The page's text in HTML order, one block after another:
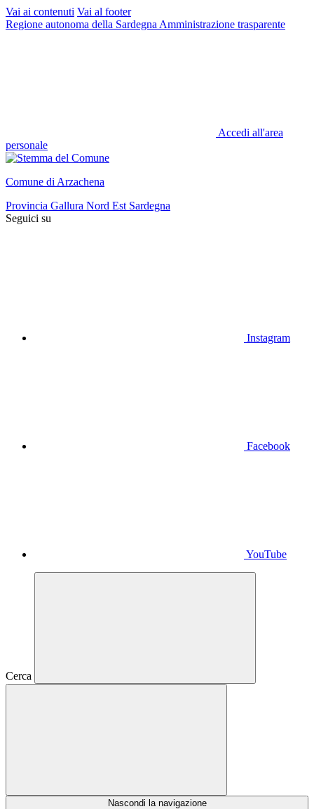
Vai ai contenuti Vai al footer
Regione autonoma della Sardegna Amministrazione trasparente
Accedi all'area
personale
Comune di Arzachena
Provincia Gallura Nord Est Sardegna
Seguici su
Instagram
Facebook
YouTube
Cerca
Nascondi la navigazione